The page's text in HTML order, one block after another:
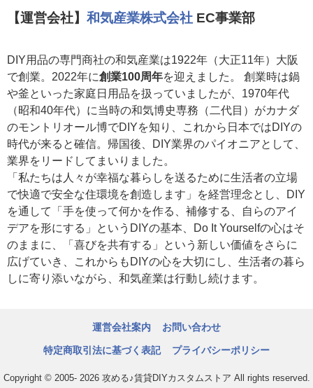
【運営会社】 和気産業株式会社 EC事業部
DIY用品の専門商社の和気産業は1922年（大正11年）大阪
で創業。2022年に創業100周年を迎えました。 創業時は鍋
や釜といった家庭日用品を扱っていましたが、1970年代
（昭和40年代）に当時の和気博史専務（二代目）がカナダ
のモントリオール博でDIYを知り、これから日本ではDIYの
時代が来ると確信。帰国後、DIY業界のパイオニアとして、
業界をリードしてまいりました。
「私たちは人々が幸福な暮らしを送るために生活者の立場
で快適で安全な住環境を創造します」を経営理念とし、DIY
を通して「手を使って何かを作る、補修する、自らのアイ
デアを形にする」というDIYの基本、Do It Yourselfの心はそ
のままに、「喜びを共有する」という新しい価値をさらに
広げていき、これからもDIYの心を大切にし、生活者の暮ら
しに寄り添いながら、和気産業は行動し続けます。
運営会社案内 お問い合わせ
特定商取引法に基づく表記 プライバシーポリシー
Copyright © 2005- 2026 攻める♪賃貸DIYカスタムストア All rights reserved.